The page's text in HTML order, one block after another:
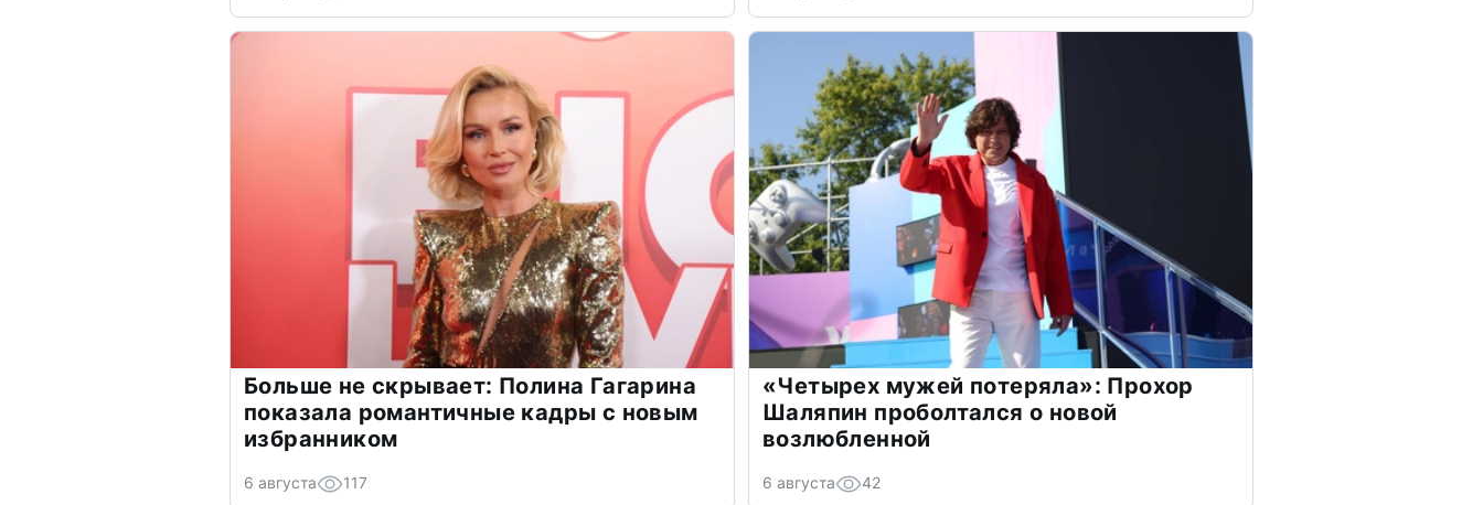
Больше не скрывает: Полина Гагарина
показала романтичные кадры с новым
избранником
6 августа 117
«Четырех мужей потеряла»: Прохор
Шаляпин проболтался о новой
возлюбленной
6 августа 42